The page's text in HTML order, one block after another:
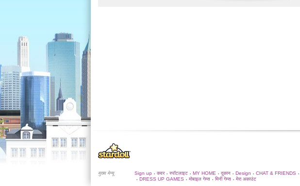
मुख्य मेन्यू Sign up • कवर • स्पॉटलाइट • MY HOME • दुकान • Design • CHAT & FRIENDS •
• DRESS UP GAMES • मोबाइल गेम्स • मिनी गेम्स • मेरा अकाउंट